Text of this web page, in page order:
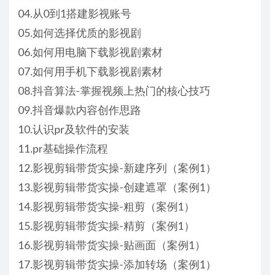
04.从0到1搭建影视账号
05.如何选择优质的影视剧
06.如何用电脑下载影视剧素材
07.如何用手机下载影视剧素材
08.抖音算法-掌握视频上热门的核心技巧
09.抖音爆款内容创作思路
10.认识pr及软件的安装
11.pr基础操作流程
12.影视剪辑带货实操-新建序列（案例1）
13.影视剪辑带货实操-创建遮罩（案例1）
14.影视剪辑带货实操-粗剪（案例1）
15.影视剪辑带货实操-精剪（案例1）
16.影视剪辑带货实操-贴画面（案例1）
17.影视剪辑带货实操-添加转场（案例1）